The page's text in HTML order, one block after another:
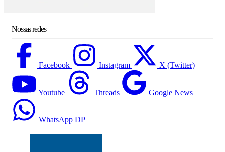
Nossas redes
Facebook Instagram X (Twitter)
Youtube Threads Google News
WhatsApp DP